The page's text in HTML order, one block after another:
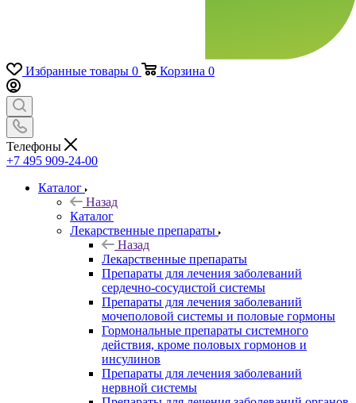
Избранные товары 0 Корзина 0
Телефоны
+7 495 909-24-00
Каталог
Назад
Каталог
Лекарственные препараты
Назад
Лекарственные препараты
Препараты для лечения заболеваний
сердечно-сосудистой системы
Препараты для лечения заболеваний
мочеполовой системы и половые гормоны
Гормональные препараты системного
действия, кроме половых гормонов и
инсулинов
Препараты для лечения заболеваний
нервной системы